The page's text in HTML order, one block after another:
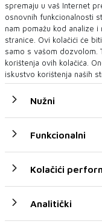
Cijene nafte rastu
spremaju u vaš Internet
osnovnih funkcionalnosti
nam pomažu kod analize
stranice. Ovi kolačići će
samo s vašom dozvolom.
korištenja ovih kolačića.
iskustvo korištenja naših
Nužni
Funkcionalni
Kolačići
Analitički